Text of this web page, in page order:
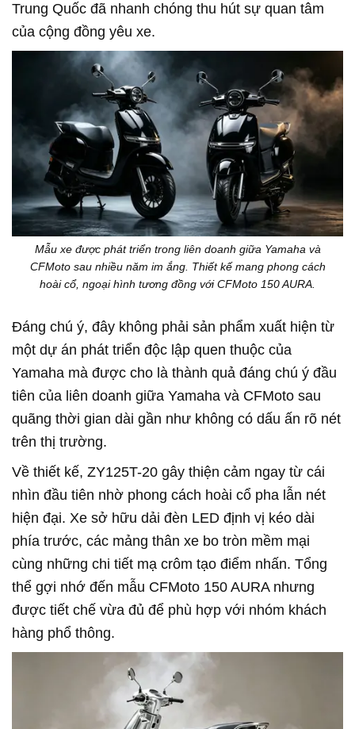
Trung Quốc đã nhanh chóng thu hút sự quan tâm
của cộng đồng yêu xe.
Mẫu xe được phát triển trong liên doanh giữa Yamaha và
CFMoto sau nhiều năm im ắng. Thiết kế mang phong cách
hoài cổ, ngoại hình tương đồng với CFMoto 150 AURA.
Đáng chú ý, đây không phải sản phẩm xuất hiện từ
một dự án phát triển độc lập quen thuộc của
Yamaha mà được cho là thành quả đáng chú ý đầu
tiên của liên doanh giữa Yamaha và CFMoto sau
quãng thời gian dài gần như không có dấu ấn rõ nét
trên thị trường.
Về thiết kế, ZY125T-20 gây thiện cảm ngay từ cái
nhìn đầu tiên nhờ phong cách hoài cổ pha lẫn nét
hiện đại. Xe sở hữu dải đèn LED định vị kéo dài
phía trước, các mảng thân xe bo tròn mềm mại
cùng những chi tiết mạ crôm tạo điểm nhấn. Tổng
thể gợi nhớ đến mẫu CFMoto 150 AURA nhưng
được tiết chế vừa đủ để phù hợp với nhóm khách
hàng phổ thông.